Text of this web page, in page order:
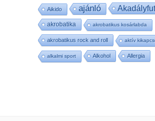
Aikido ajánló
akrobatika akrobatikus kosárlabda
akrobatikus rock and roll aktív
alkalmi sport Alkohol Allergia